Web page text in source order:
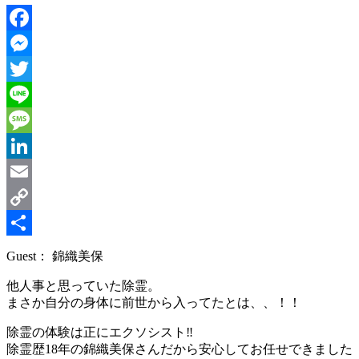
Facebook
Messenger
Twitter
Line
Message
LinkedIn
Email
Copy
Link
共
Guest： 錦織美保
他人事と思っていた除霊。
まさか自分の身体に前世から入ってたとは、、！！
除霊の体験は正にエクソシスト‼️
除霊歴18年の錦織美保さんだから安心してお任せできました